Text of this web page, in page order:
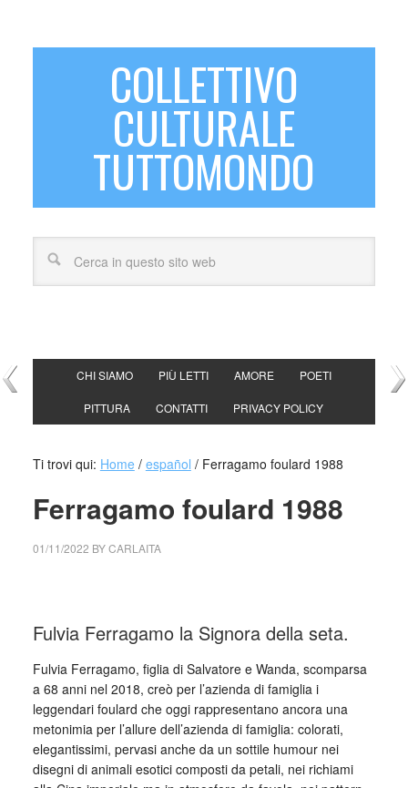
COLLETTIVO
CULTURALE
TUTTOMONDO
CHI SIAMO PIÙ LETTI AMORE POETI
PITTURA CONTATTI PRIVACY POLICY
Ti trovi qui: Home / español /Ferragamo foulard 1988
Ferragamo foulard 1988
01/11/2022 BYCARLAITA
Fulvia Ferragamo la Signora della seta.
Fulvia Ferragamo, figlia di Salvatore e Wanda, scomparsa
a 68 anni nel 2018, creò per l’azienda di famiglia i
leggendari foulard che oggi rappresentano ancora una
metonimia per l’allure dell’azienda di famiglia: colorati,
elegantissimi, pervasi anche da un sottile humour nei
disegni di animali esotici composti da petali, nei richiami